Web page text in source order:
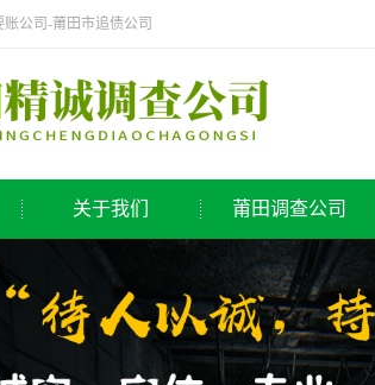
公司-莆田市追债公司
关于我们
莆田调查公司
莆田调查公司
侦探公司
调查公司
取证公司